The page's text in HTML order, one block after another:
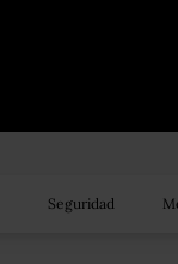
Seguridad